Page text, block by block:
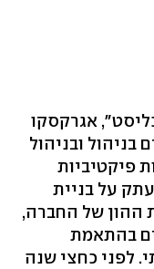
אגרקסקו
ובניהול
פיקטיביות
על בניית
ההון של החברה,
בהתאמת
לפני כחצי שנה